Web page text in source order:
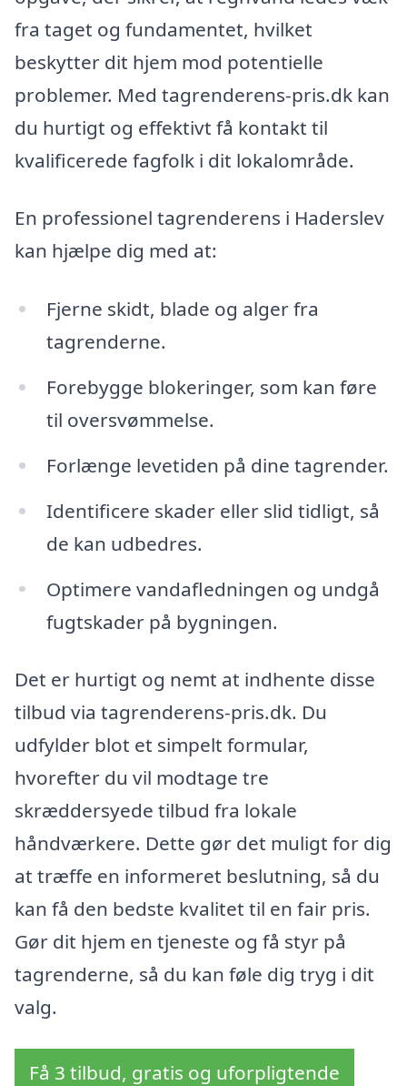
fra taget og fundamentet, hvilket
beskytter dit hjem mod potentielle
problemer. Med tagrenderens-pris.dk kan
du hurtigt og effektivt få kontakt til
kvalificerede fagfolk i dit lokalområde.
En professionel tagrenderens i Haderslev
kan hjælpe dig med at:
Fjerne skidt, blade og alger fra
tagrenderne.
Forebygge blokeringer, som kan føre
til oversvømmelse.
Forlænge levetiden på dine tagrender.
Identificere skader eller slid tidligt, så
de kan udbedres.
Optimere vandafledningen og undgå
fugtskader på bygningen.
Det er hurtigt og nemt at indhente disse
tilbud via tagrenderens-pris.dk. Du
udfylder blot et simpelt formular,
hvorefter du vil modtage tre
skræddersyede tilbud fra lokale
håndværkere. Dette gør det muligt for dig
at træffe en informeret beslutning, så du
kan få den bedste kvalitet til en fair pris.
Gør dit hjem en tjeneste og få styr på
tagrenderne, så du kan føle dig tryg i dit
valg.
Få 3 tilbud, gratis og uforpligtende